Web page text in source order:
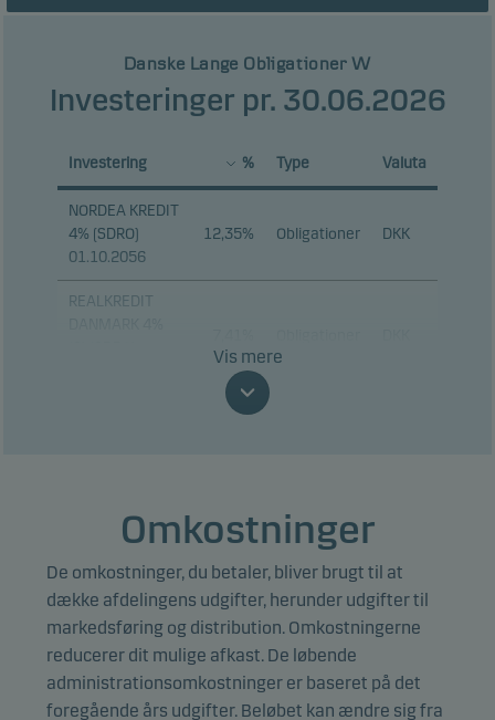
Danske Lange Obligationer W
Investeringer pr. 30.06.2026
Investering % Type Valuta
NORDEA KREDIT
4% (SDRO)
01.10.2056
12,35% Obligationer DKK
REALKREDIT
2.5% (E) (SDO)
01.10.2052
4,92% Obligationer DKK
REALKREDIT 3%
(E) (SDO)
01.10.2043
3,62% Obligationer DKK
Vis mere
Omkostninger
De omkostninger, du betaler, bliver brugt til at
dække afdelingens udgifter, herunder udgifter til
markedsføring og distribution. Omkostningerne
reducerer dit mulige afkast. De løbende
administrationsomkostninger er baseret på det
foregående års udgifter. Beløbet kan ændre sig fra